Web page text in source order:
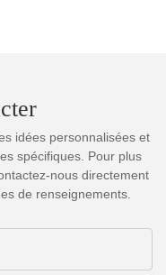
idées personnalisées et
spécifiques. Pour plus
nous directement
de renseignements.